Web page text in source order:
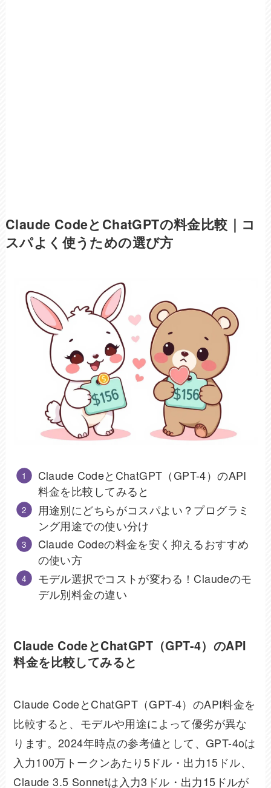
Claude CodeとChatGPTの料金比較｜コ
スパよく使うための選び方
Claude CodeとChatGPT（GPT-4）のAPI
料金を比較してみると
用途別にどちらがコスパよい？プログラミ
ング用途での使い分け
Claude Codeの料金を安く抑えるおすすめ
の使い方
モデル選択でコストが変わる！Claudeのモ
デル別料金の違い
Claude CodeとChatGPT（GPT-4）のAPI
料金を比較してみると
Claude CodeとChatGPT（GPT-4）のAPI料金を
比較すると、モデルや用途によって優劣が異な
ります。2024年時点の参考値として、GPT-4oは
入力100万トークンあたり5ドル・出力15ドル、
Claude 3.5 Sonnetは入力3ドル・出力15ドルが